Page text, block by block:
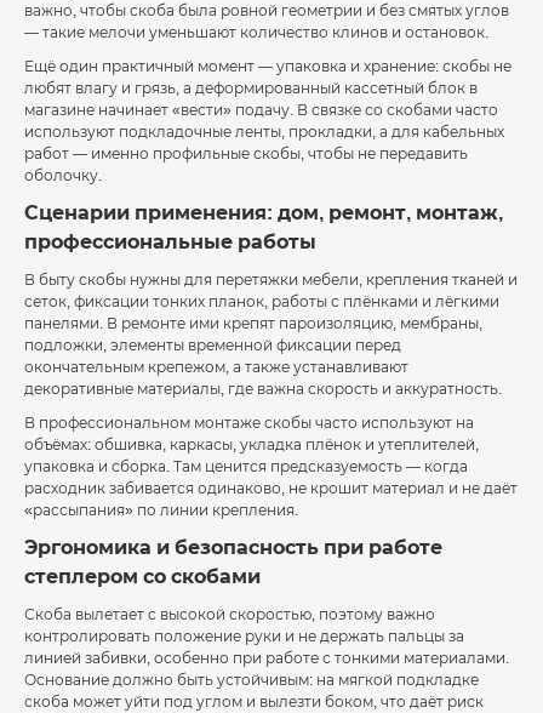
важно, чтобы скоба была ровной геометрии и без смятых углов
— такие мелочи уменьшают количество клинов и остановок.
Ещё один практичный момент — упаковка и хранение: скобы не
любят влагу и грязь, а деформированный кассетный блок в
магазине начинает «вести» подачу. В связке со скобами часто
используют подкладочные ленты, прокладки, а для кабельных
работ — именно профильные скобы, чтобы не передавить
оболочку.
Сценарии применения: дом, ремонт, монтаж,
профессиональные работы
В быту скобы нужны для перетяжки мебели, крепления тканей и
сеток, фиксации тонких планок, работы с плёнками и лёгкими
панелями. В ремонте ими крепят пароизоляцию, мембраны,
подложки, элементы временной фиксации перед
окончательным крепежом, а также устанавливают
декоративные материалы, где важна скорость и аккуратность.
В профессиональном монтаже скобы часто используют на
объёмах: обшивка, каркасы, укладка плёнок и утеплителей,
упаковка и сборка. Там ценится предсказуемость — когда
расходник забивается одинаково, не крошит материал и не даёт
«рассыпания» по линии крепления.
Эргономика и безопасность при работе
степлером со скобами
Скоба вылетает с высокой скоростью, поэтому важно
контролировать положение руки и не держать пальцы за
линией забивки, особенно при работе с тонкими материалами.
Основание должно быть устойчивым: на мягкой подкладке
скоба может уйти под углом и вылезти боком, что даёт риск